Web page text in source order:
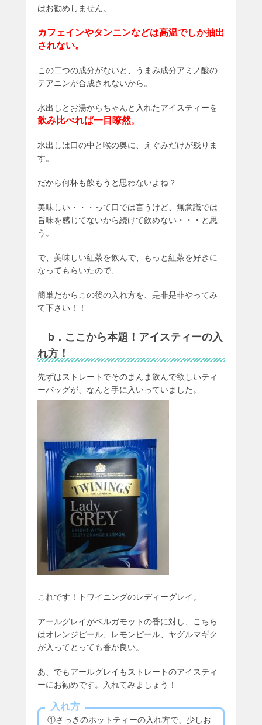
はお勧めしません。
カフェインやタンニンなどは高温でしか抽出
されない。
この二つの成分がないと、うまみ成分アミノ酸の
テアニンが合成されないから。
水出しとお湯からちゃんと入れたアイスティーを
飲み比べれば一目瞭然。
水出しは口の中と喉の奥に、えぐみだけが残りま
す。
だから何杯も飲もうと思わないよね？
美味しい・・・って口では言うけど、無意識では
旨味を感じてないから続けて飲めない・・・と思
う。
で、美味しい紅茶を飲んで、もっと紅茶を好きに
なってもらいたので、
簡単だからこの後の入れ方を、是非是非やってみ
て下さい！！
b．ここから本題！アイスティーの入
れ方！
先ずはストレートでそのまんま飲んで欲しいティ
ーバッグが、なんと手に入いっていました。
これです！トワイニングのレディーグレイ。
アールグレイがベルガモットの香に対し、こちら
はオレンジピール、レモンピール、ヤグルマギク
が入ってとっても香が良い。
あ、でもアールグレイもストレートのアイスティ
ーにお勧めです。入れてみましょう！
入れ方
①さっきのホットティーの入れ方で、少しお